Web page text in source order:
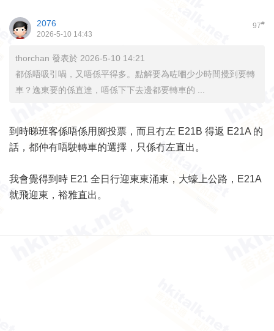
97#
2076
2026-5-10 14:43
thorchan 發表於 2026-5-10 14:21
都係唔吸引喎，又唔係平得多。點解要為咗嗰少少時間攪到要轉
車？逸東要的係直達，唔係下下去邊都要轉車的 ...
到時睇班客係唔係用腳投票，而且冇左 E21B 得返 E21A 的
話，都仲有唔駛轉車的選擇，只係冇左直出。
我會覺得到時 E21 全日行迎東東涌東，大蠔上公路，E21A
就飛迎東，裕雅直出。